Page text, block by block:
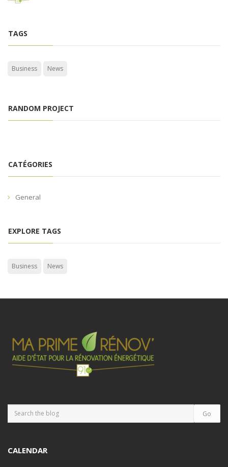
TAGS
Business News
RANDOM PROJECT
CATÉGORIES
General
EXPLORE TAGS
Business News
CALENDAR